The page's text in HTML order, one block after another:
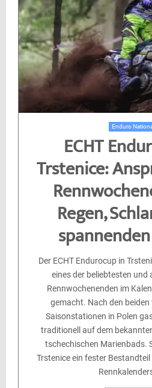
Enduro
ECHT
Trstenice:
Regen,
Der ECHT Endurocup in
eines der beliebtesten und
Rennwochenenden im
gemacht. Nach den
Saisonstationen in Polen
traditionell auf dem
tschechischen Marienbads.
Trstenice ein fester Bestandteil